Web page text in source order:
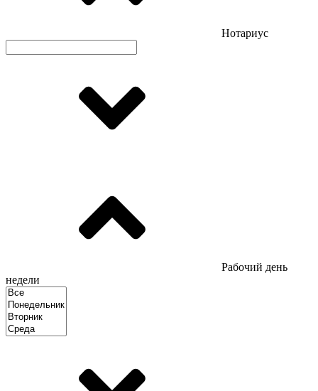
Нотариус
Рабочий день
недели